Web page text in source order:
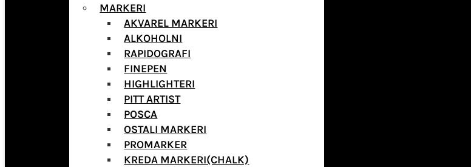
MARKERI
AKVAREL MARKERI
ALKOHOLNI
RAPIDOGRAFI
FINEPEN
HIGHLIGHTERI
PITT ARTIST
POSCA
OSTALI MARKERI
PROMARKER
KREDA MARKERI(CHALK)